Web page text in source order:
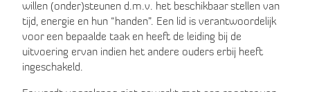
willen (onder)steunen d.m.v. het beschikbaar stellen van
tijd, energie en hun “handen”. Een lid is verantwoordelijk
voor een bepaalde taak en heeft de leiding bij de
uitvoering ervan indien het andere ouders erbij heeft
ingeschakeld.